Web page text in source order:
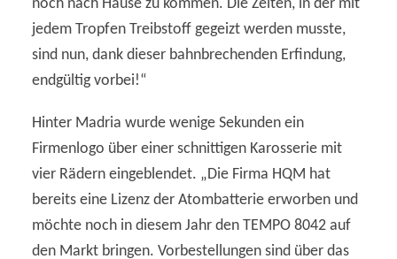
noch nach Hause zu kommen. Die Zeiten, in der mit
jedem Tropfen Treibstoff gegeizt werden musste,
sind nun, dank dieser bahnbrechenden Erfindung,
endgültig vorbei!“
Hinter Madria wurde wenige Sekunden ein
Firmenlogo über einer schnittigen Karosserie mit
vier Rädern eingeblendet. „Die Firma HQM hat
bereits eine Lizenz der Atombatterie erworben und
möchte noch in diesem Jahr den TEMPO 8042 auf
den Markt bringen. Vorbestellungen sind über das